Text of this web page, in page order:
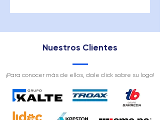
Nuestros Clientes
¡Para conocer más de ellos, dale click sobre su logo!